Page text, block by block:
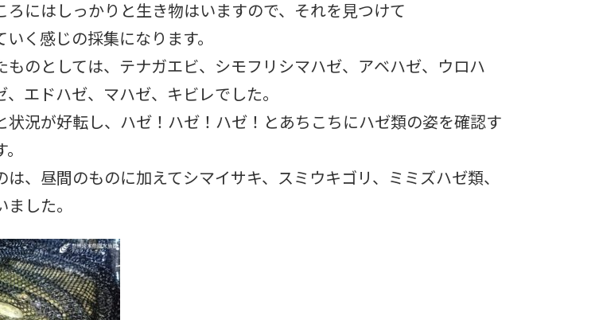
ろにはしっかりと生き物はいますので、それを見つけて
く感じの採集になります。
ものとしては、テナガエビ、シモフリシマハゼ、アベハゼ、ウロハ
エドハゼ、マハゼ、キビレでした。
状況が好転し、ハゼ！ハゼ！ハゼ！とあちこちにハゼ類の姿を確認す
、昼間のものに加えてシマイサキ、スミウキゴリ、ミミズハゼ類、
した。